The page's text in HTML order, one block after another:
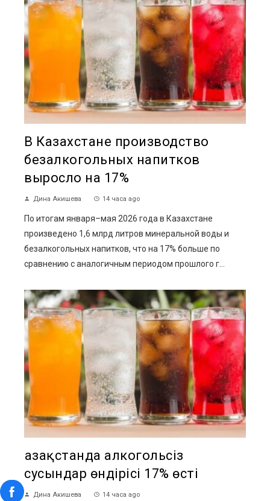
В Казахстане производство
безалкогольных напитков
выросло на 17%
Дина Акишева 14 часа ago
По итогам января–мая 2026 года в Казахстане
произведено 1,6 млрд литров минеральной воды и
безалкогольных напитков, что на 17% больше по
сравнению с аналогичным периодом прошлого г...
Қазақстанда алкогольсіз
сусындар өндірісі 17% өсті
Дина Акишева 14 часа ago